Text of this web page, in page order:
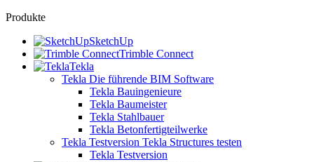
Produkte
SketchUp
Trimble Connect
Tekla
Tekla Die führende BIM Software
Tekla Bauingenieure
Tekla Baumeister
Tekla Stahlbauer
Tekla Betonfertigteilwerke
Tekla Testversion Tekla Structures testen
Tekla Testversion